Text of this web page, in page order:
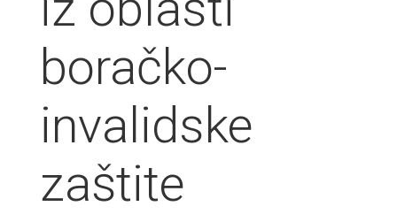
boračko-
invalidske
zaštite